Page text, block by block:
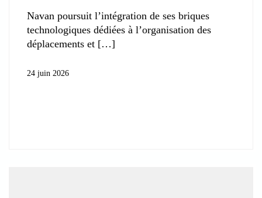
Navan poursuit l’intégration de ses briques
technologiques dédiées à l’organisation des
déplacements et
24 juin 2026